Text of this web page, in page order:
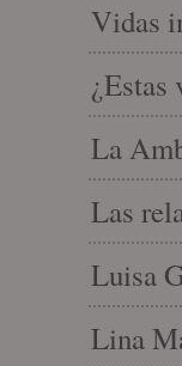
Vidas
¿Estas
La
Las
Luisa
Lina